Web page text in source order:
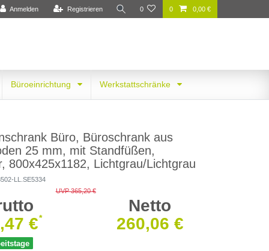
Anmelden Registrieren 0 0 0,00 €
Büroeinrichtung Werkstattschränke
Büro, Büroschrank aus
25 mm, mit Standfüßen,
800x425x1182, Lichtgrau/Lichtgrau
LL.SE5334
UVP 365,20 €
Netto
€
* 260,06 €